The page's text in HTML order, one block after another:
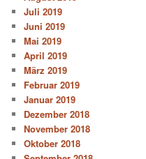
Juli 2019
Juni 2019
Mai 2019
April 2019
März 2019
Februar 2019
Januar 2019
Dezember 2018
November 2018
Oktober 2018